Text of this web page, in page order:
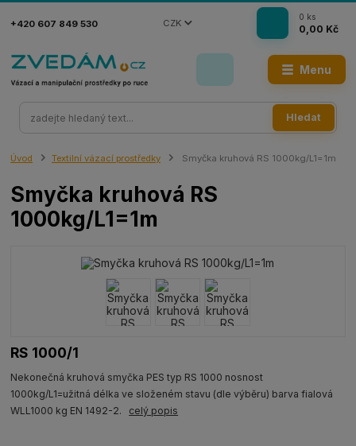
Menu
CZK
Hledat
+420 607 849 530
0 ks
0,00 Kč
Úvod Textilní vázací prostředky Smyčka kruhová RS 1000kg/L1=1m
Smyčka kruhová RS
1000kg/L1=1m
RS 1000/1
Nekonečná kruhová smyčka PES typ RS 1000 nosnost
1000kg/L1=užitná délka ve složeném stavu (dle výběru) barva fialová
WLL1000 kg EN 1492-2. celý popis